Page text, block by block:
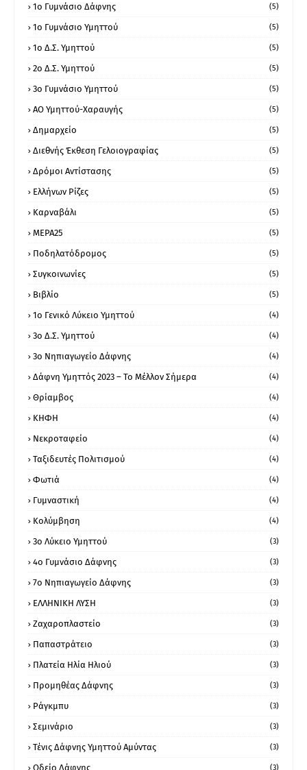
1ο Γυμνάσιο Δάφνης (5)
1ο Γυμνάσιο Υμηττού (5)
1ο Δ.Σ. Υμηττού (5)
2ο Δ.Σ. Υμηττού (5)
3ο Γυμνάσιο Υμηττού (5)
ΑΟ Υμηττού-Χαραυγής (5)
Δημαρχείο (5)
Διεθνής Έκθεση Γελοιογραφίας (5)
Δρόμοι Αντίστασης (5)
Ελλήνων Ρίζες (5)
Καρναβάλι (5)
ΜΕΡΑ25 (5)
Ποδηλατόδρομος (5)
Συγκοινωνίες (5)
Βιβλίο (5)
1ο Γενικό Λύκειο Υμηττού (4)
3ο Δ.Σ. Υμηττού (4)
3ο Νηπιαγωγείο Δάφνης (4)
Δάφνη Υμηττός 2023 – Το Μέλλον Σήμερα (4)
Θρίαμβος (4)
ΚΗΦΗ (4)
Νεκροταφείο (4)
Ταξιδευτές Πολιτισμού (4)
Φωτιά (4)
Γυμναστική (4)
Κολύμβηση (4)
3ο Λύκειο Υμηττού (3)
4ο Γυμνάσιο Δάφνης (3)
7ο Νηπιαγωγείο Δάφνης (3)
ΕΛΛΗΝΙΚΗ ΛΥΣΗ (3)
Ζαχαροπλαστείο (3)
Παπαστράτειο (3)
Πλατεία Ηλία Ηλιού (3)
Προμηθέας Δάφνης (3)
Ράγκμπυ (3)
Σεμινάριο (3)
Τένις Δάφνης Υμηττού Αμύντας (3)
Ωδείο Δάφνης (3)